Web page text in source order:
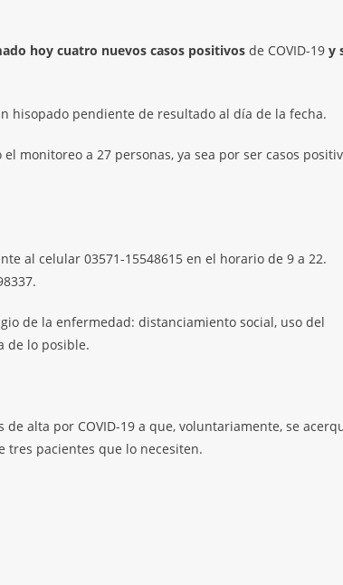
hoy cuatro nuevos casos positivos de COVID-19 y
hisopado pendiente de resultado al día de la fecha.
monitoreo a 27 personas, ya sea por ser casos
al celular 03571-15548615 en el horario de 9 a 22.
de la enfermedad: distanciamiento social, uso del
de lo posible.
alta por COVID-19 a que, voluntariamente, se
tres pacientes que lo necesiten.